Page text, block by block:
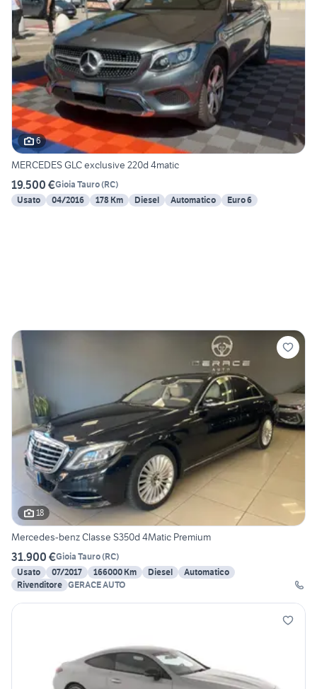
6
MERCEDES GLC exclusive 220d 4matic
19.500 €Gioia Tauro(RC)
Usato
04/2016 178 Km Diesel Automatico Euro 6
18
Mercedes-benz Classe S350d 4Matic Premium
31.900 €Gioia Tauro(RC)
Usato
07/2017 166000 Km Diesel
Automatico
Rivenditore GERACE AUTO